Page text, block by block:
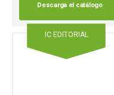
Descarga el catálogo
IC EDITORIAL